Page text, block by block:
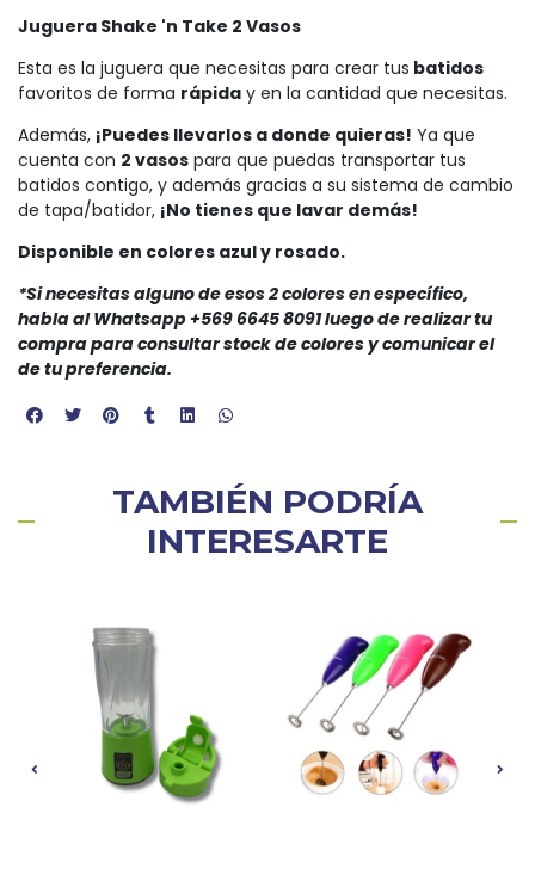
Juguera Shake 'n Take 2 Vasos
Esta es la juguera que necesitas para crear tus batidos
favoritos de forma rápida y en la cantidad que necesitas.
Además, ¡Puedes llevarlos a donde quieras! Ya que
cuenta con 2 vasos para que puedas transportar tus
batidos contigo, y además gracias a su sistema de cambio
de tapa/batidor, ¡No tienes que lavar demás!
Disponible en colores azul y rosado.
*Si necesitas alguno de esos 2 colores en específico,
habla al Whatsapp +569 6645 8091 luego de realizar tu
compra para consultar stock de colores y comunicar el
de tu preferencia.
TAMBIÉN PODRÍA
INTERESARTE